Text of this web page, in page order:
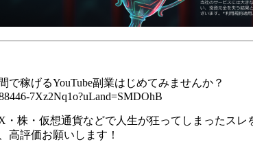
稼げるYouTube副業はじめてみませんか？
7Xz2Nq1o?uLand=SMDOhB
・株・仮想通貨などで人生が狂ってしまったスレ
高評価お願いします！